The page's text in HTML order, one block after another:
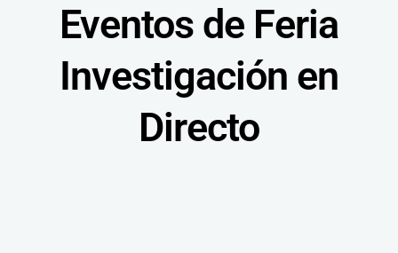
Eventos de Feria
Investigación en
Directo